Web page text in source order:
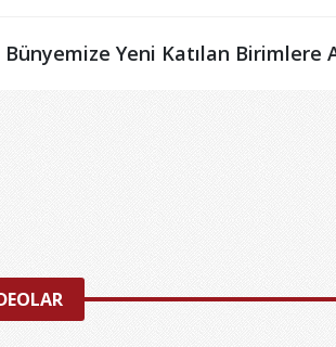
Bünyemize Yeni Katılan Birimlere